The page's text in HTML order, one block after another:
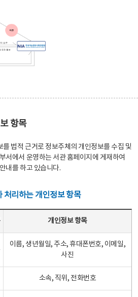
항목
법적 근거로 정보주체의 개인정보를 수집 및
서에서 운영하는 서관 홈페이지에 게재하여
내를 하고 있습니다.
처리하는 개인정보 항목
개인정보 항목
이름, 생년월일, 주소, 휴대폰번호, 이메일,
사진
소속, 직위, 전화번호